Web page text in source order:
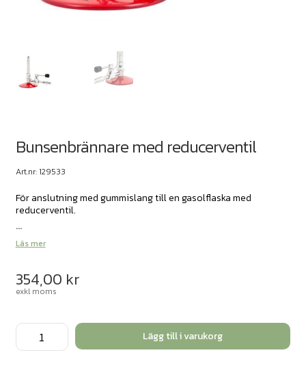
Bunsenbrännare med reducerventil
Art.nr: 129533
För anslutning med gummislang till en gasolflaska med
reducerventil.
...
Läs mer
354,00 kr
exkl moms
Bunsenbrännare
med
Lägg till i varukorg